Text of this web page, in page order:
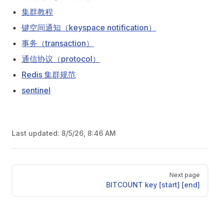
集群教程
键空间通知（keyspace notification）
事务（transaction）
通信协议（protocol）
Redis 集群规范
sentinel
Last updated: 8/5/26, 8:46 AM
Pager
Next page
BITCOUNT key [start] [end]